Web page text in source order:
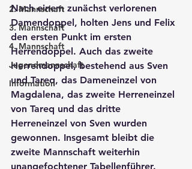
2. Mannschaft
3. Mannschaft
4. Mannschaft
Jugendmannschaft
Information
Nach einem zunächst verlorenen
Damendoppel, holten Jens und Felix
den ersten Punkt im ersten
Herrendoppel. Auch das zweite
Herrendoppel, bestehend aus Sven
und Tareq, das Dameneinzel von
Magdalena, das zweite Herreneinzel
von Tareq und das dritte
Herreneinzel von Sven wurden
gewonnen. Insgesamt bleibt die
zweite Mannschaft weiterhin
unangefochtener Tabellenführer.